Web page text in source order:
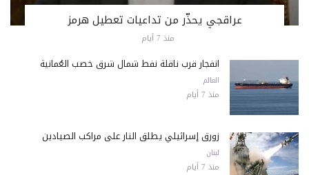
عراقجي يحذّر من تداعيات تعطيل هرمز
منذ 7 أيام
انفجار قرب ناقلة نفط شمال شرق خصب العُمانية
العالم
منذ 7 أيام
زورق إسرائيلي يطلق النار على مراكب الصيادين
لبنان
منذ 7 أيام